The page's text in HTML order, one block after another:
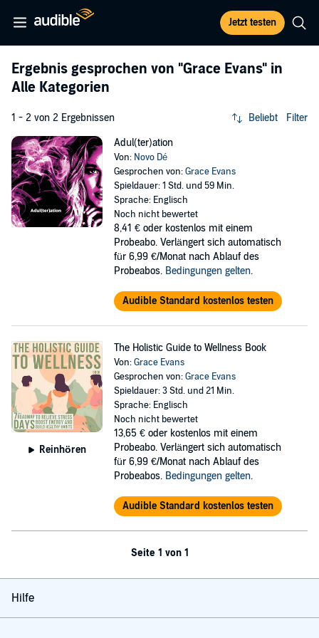
Jetzt testen
Ergebnis gesprochen von "Grace Evans" in
Alle Kategorien
1 - 2 von 2 Ergebnissen Beliebt Filter
Adul(ter)ation
Von: Novo Dé
Gesprochen von:Grace Evans
Spieldauer: 1 Std. und 59 Min.
Sprache: Englisch
Noch nicht bewertet
8,41 € oder kostenlos mit einem
Probeabo. Verlängert sich automatisch
für 6,99 €/Monat nach Ablauf des
Probeabos. Bedingungen gelten.
Audible Standard kostenlos testen
Reinhören
The Holistic Guide to Wellness Book
Von:Grace Evans
Gesprochen von:Grace Evans
Spieldauer: 3 Std. und 21 Min.
Sprache: Englisch
Noch nicht bewertet
13,65 € oder kostenlos mit einem
Probeabo. Verlängert sich automatisch
für 6,99 €/Monat nach Ablauf des
Probeabos. Bedingungen gelten.
Audible Standard kostenlos testen
Seite 1 von 1
Hilfe